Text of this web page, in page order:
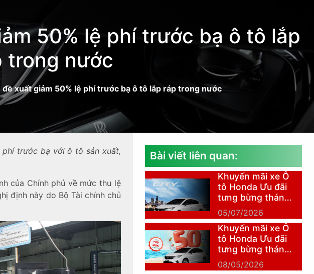
50% lệ phí trước bạ ô tô lắp
trong nước
đề xuất giảm 50% lệ phí trước bạ ô tô lắp ráp trong nước
phí trước bạ với ô tô sản xuất,
của Chính phủ về mức thu lệ
định này do Bộ Tài chính chủ
Bài viết liên quan:
Khuyến mãi xe Ô
tô Honda Ưu đãi
tưng bừng tháng
7
05/07/2026
Khuyến mãi xe Ô
tô Honda Ưu đãi
tưng bừng tháng
5
08/05/2026